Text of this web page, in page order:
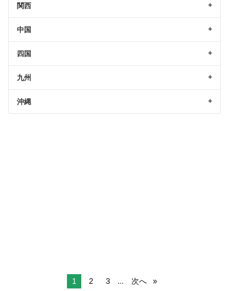
関西
中国
四国
九州
沖縄
1 2 3 ... 次へ